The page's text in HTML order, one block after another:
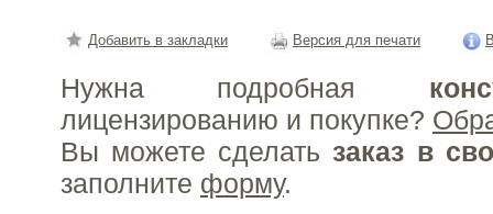
Добавить в закладки Версия для печати
Нужна подробная
лицензированию и покупке?
Вы можете сделать заказ в
заполните форму.